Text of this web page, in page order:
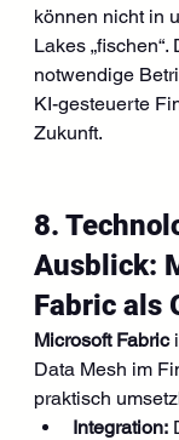
können nicht in
Lakes
notwendige
KI-gesteuerte
Zukunft.
8.
Ausblick:
Fabric als
Microsoft Fabric
Data Mesh im
praktisch
Integration: